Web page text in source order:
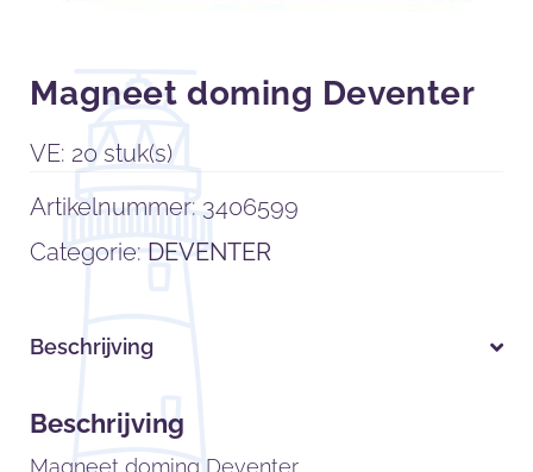
Magneet doming Deventer
VE: 20 stuk(s)
Artikelnummer: 3406599
Categorie: DEVENTER
Beschrijving
Beschrijving
Magneet doming Deventer